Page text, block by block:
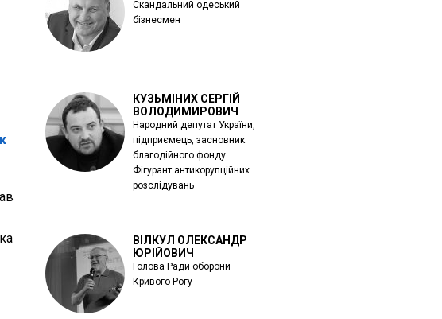
Скандальний одеський
бізнесмен
КУЗЬМІНИХ СЕРГІЙ
ВОЛОДИМИРОВИЧ
Народний депутат України,
підприємець, засновник
благодійного фонду.
Фігурант антикорупційних
розслідувань
ВІЛКУЛ ОЛЕКСАНДР
ЮРІЙОВИЧ
Голова Ради оборони
Кривого Рогу